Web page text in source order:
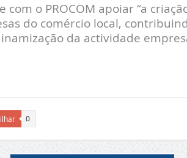
o PROCOM apoiar “a
do comércio local,
da actividade
0